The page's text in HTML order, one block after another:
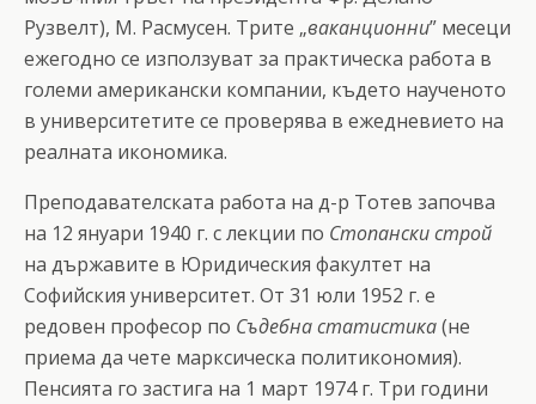
Рузвелт), М. Расмусен. Трите „ваканционни” месеци
ежегодно се използуват за практическа работа в
големи американски компании, където наученото
в университетите се проверява в ежедневието на
реалната икономика.
Преподавателската работа на д-р Тотев започва
на 12 януари 1940 г. с лекции по Стопански строй
на държавите в Юридическия факултет на
Софийския университет. От 31 юли 1952 г. е
редовен професор по Съдебна статистика(не
приема да чете марксическа политикономия).
Пенсията го застига на 1 март 1974 г. Три години